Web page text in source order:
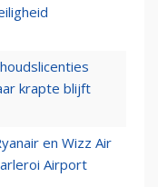
krapte blijft
en Wizz Air
Airport